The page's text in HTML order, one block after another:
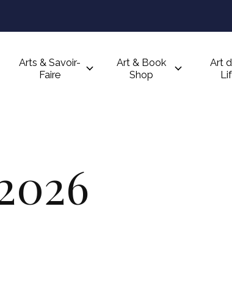
Arts & Savoir-
Faire
Art & Book
Shop
Art